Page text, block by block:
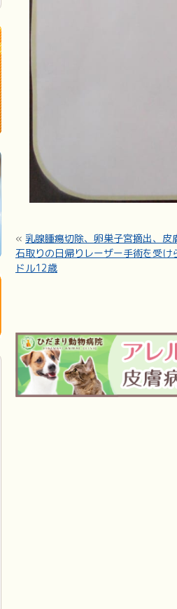
« 乳腺腫瘍切除、卵巣子宮摘出、皮
石取りの日帰りレーザー手術を受け
ドル12歳